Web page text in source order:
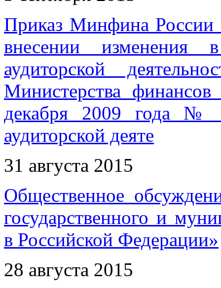
Приказ Минфина
внесении
аудиторской
Министерства
декабря 2009 года №
аудиторской деяте
31 августа 2015
Общественное
государственного и
в Российской Федерации»
28 августа 2015